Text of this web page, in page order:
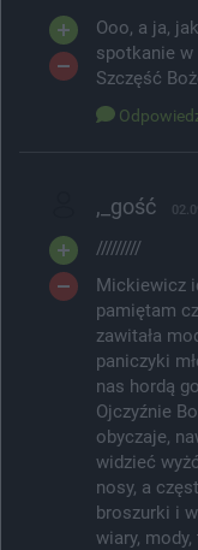
Ooo, a ja,
spotkanie
Szczęść
,_gość
/////////
Mickiewicz
pamiętam
zawitała
paniczyki
nas hordą
Ojczyźnie
obyczaje,
widzieć
nosy, a
broszurki i
wiary,